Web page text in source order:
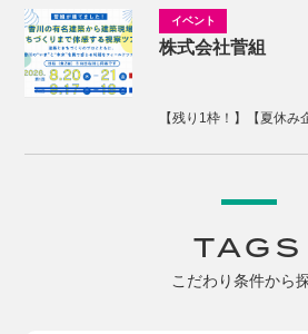
株式会社菅組
TAGS
こだわり条件から